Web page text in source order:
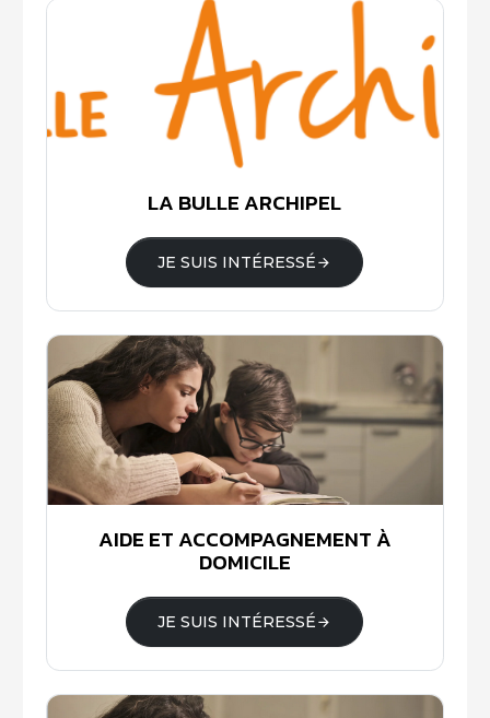
LA BULLE ARCHIPEL
JE SUIS INTÉRESSÉ
AIDE ET ACCOMPAGNEMENT À
DOMICILE
JE SUIS INTÉRESSÉ